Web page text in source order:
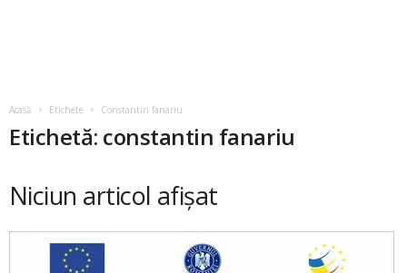
Acasă Etichete Constantin fanariu
Etichetă: constantin fanariu
Niciun articol afișat